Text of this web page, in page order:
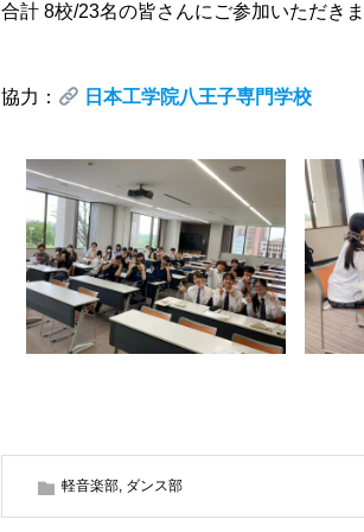
合計 8校/23名の皆さんにご参加いただき
協力： 日本工学院八王子専門学校
軽音楽部, ダンス部